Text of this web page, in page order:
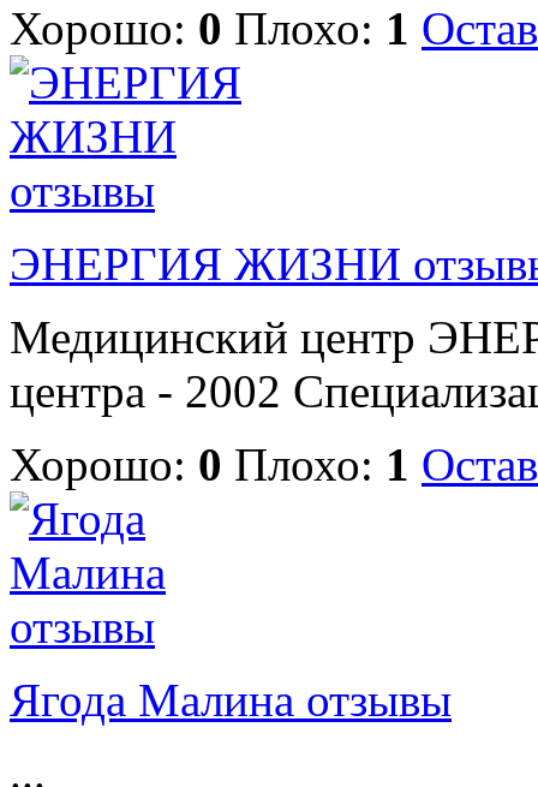
Хорошо: 0 Плохо: 1
ЭНЕРГИЯ ЖИЗНИ
Медицинский центр
центра - 2002
Хорошо: 0 Плохо: 1
Ягода Малина отзывы
...